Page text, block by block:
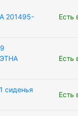
201495-
Есть
ЭТНА
Есть
сиденья
Есть